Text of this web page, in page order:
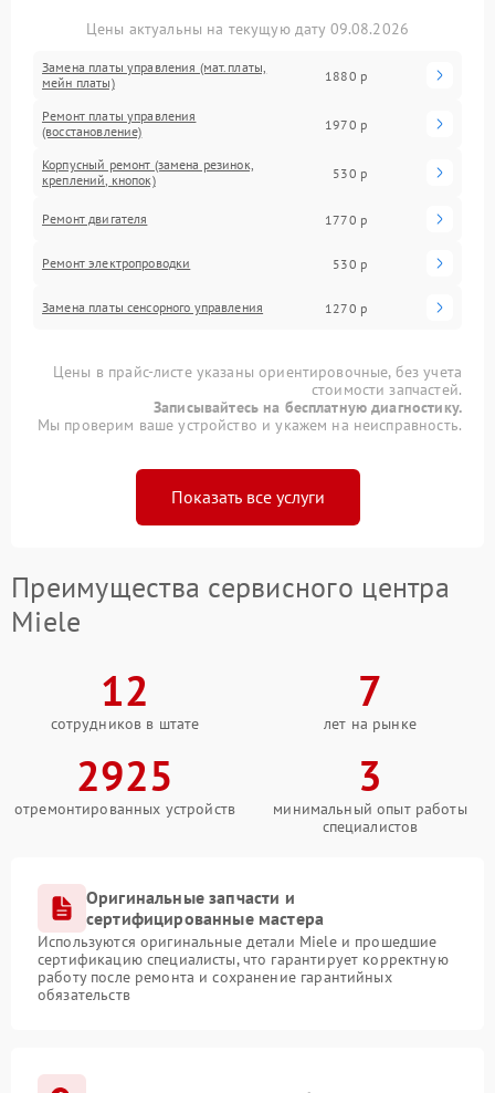
Цены актуальны на текущую дату 09.08.2026
Замена платы управления (мат.платы,
мейн платы)
1880 р
Ремонт платы управления
(восстановление)
1970 р
Корпусный ремонт (замена резинок,
креплений, кнопок)
530 р
Ремонт двигателя 1770 р
Ремонт электропроводки 530 р
Замена платы сенсорного управления 1270 р
Цены в прайс-листе указаны ориентировочные, без учета
стоимости запчастей.
Записывайтесь на бесплатную диагностику.
Мы проверим ваше устройство и укажем на неисправность.
Показать все услуги
Преимущества сервисного центра
Miele
12
сотрудников в штате
7
лет на рынке
2925
отремонтированных устройств
3
минимальный опыт работы
специалистов
Оригинальные запчасти и
сертифицированные мастера
Используются оригинальные детали Miele и прошедшие
сертификацию специалисты, что гарантирует корректную
работу после ремонта и сохранение гарантийных
обязательств